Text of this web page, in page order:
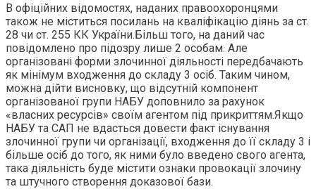
В офіційних відомостях, наданих правоохоронцями
також не міститься посилань на кваліфікацію діянь за ст.
28 чи ст. 255 КК України.Більш того, на даний час
повідомлено про підозру лише 2 особам. Але
організовані форми злочинної діяльності передбачають
як мінімум входження до складу 3 осіб. Таким чином,
можна дійти висновку, що відсутній компонент
організованої групи НАБУ доповнило за рахунок
«власних ресурсів» своїм агентом під прикриттям.Якщо
НАБУ та САП не вдасться довести факт існування
злочинної групи чи організації, входження до її складу 3 і
більше осіб до того, як ними було введено свого агента,
така діяльність буде містити ознаки провокації злочину
та штучного створення доказової бази.